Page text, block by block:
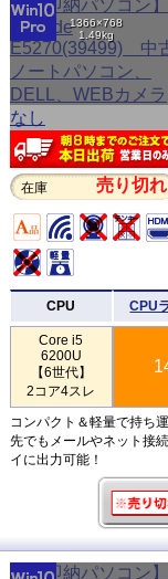
1366×768
1.49kg
在庫 売り切れ
CPU CPU
Core i5
6200U
【6世代】
2コア4スレ
コンパクト＆軽量で持ち
先でもメールやネット接
イに出力可能！